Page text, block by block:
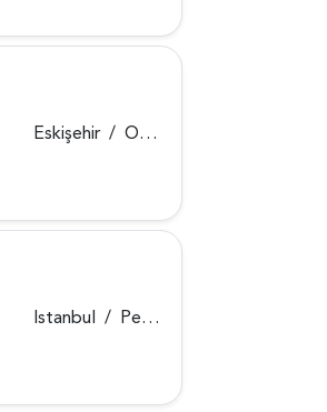
Eskişehir / Odunpazarı
Istanbul / Pendik